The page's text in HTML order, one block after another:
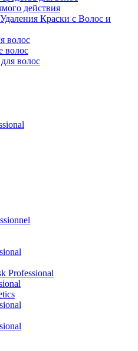
действия
Краски с Волос и
волос
волос
волос
Professional